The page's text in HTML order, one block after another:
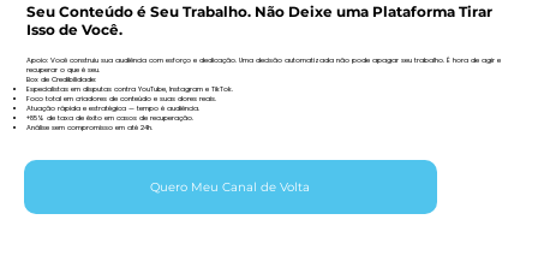
Seu Conteúdo é Seu Trabalho. Não Deixe uma Plataforma Tirar
Isso de Você.
Apoio: Você construiu sua audiência com esforço e dedicação. Uma decisão automatizada não pode apagar seu trabalho. É hora de agir e
recuperar o que é seu.
Box de Credibilidade:
Especialistas em disputas contra YouTube, Instagram e TikTok.
Foco total em criadores de conteúdo e suas dores reais.
Atuação rápida e estratégica — tempo é audiência.
+85% de taxa de êxito em casos de recuperação.
Análise sem compromisso em até 24h.
Quero Meu Canal de Volta